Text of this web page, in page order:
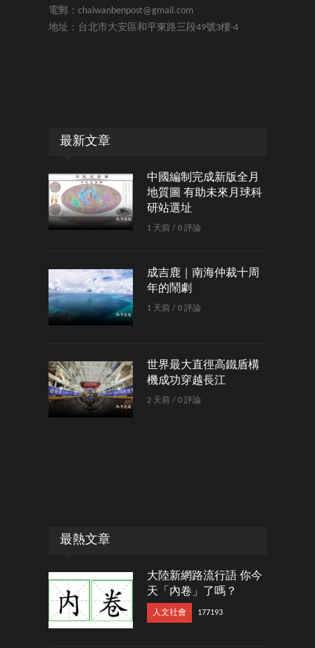
電郵：chaiwanbenpost@gmail.com
地址：台北市大安區和平東路三段49號3樓-4
最新文章
中國編制完成新版全月
地質圖 有助未來月球科
研站選址
1 天前 / 0 評論
成吉鹿｜南海仲裁十周
年的鬧劇
1 天前 / 0 評論
世界最大直徑高鐵盾構
機成功穿越長江
2 天前 / 0 評論
最熱文章
大陸新網路流行語 你今
天「內卷」了嗎？
人文社會 177193